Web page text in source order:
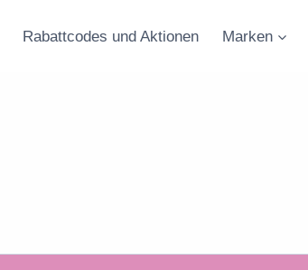
Rabattcodes und Aktionen Marken